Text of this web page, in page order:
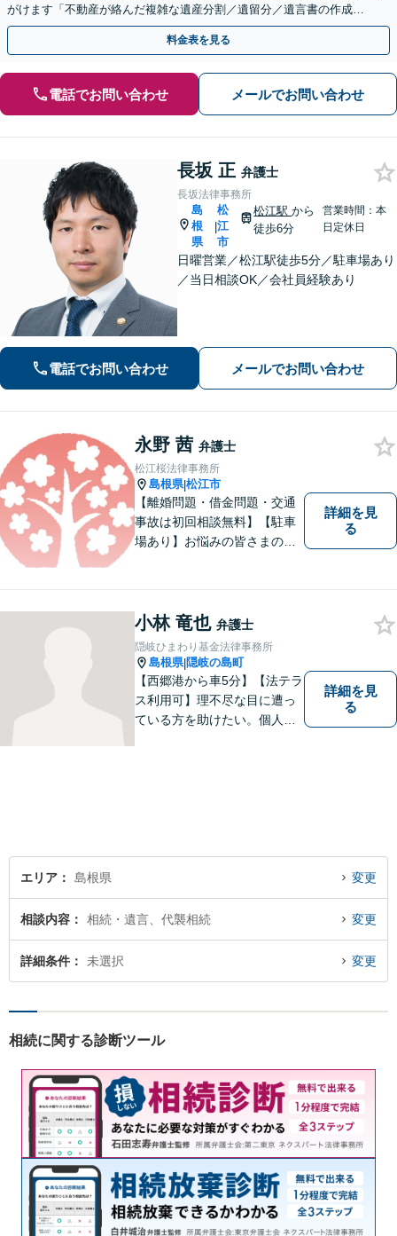
がけます「不動産が絡んだ複雑な遺産分割／遺留分／遺言書の作成・
執行／事業承継など、お任せください」【休日相談あり】
料金表を見る
電話でお問い合わせ メールでお問い合わせ
長坂 正 弁護士
長坂法律事務所
島
根
県
|
松
江
市
松江駅から
徒歩6分
営業時間：本
日定休日
日曜営業／松江駅徒歩5分／駐車場あり
／当日相談OK／会社員経験あり
電話でお問い合わせ メールでお問い合わせ
永野 茜 弁護士
松江桜法律事務所
島根県|松江市
【離婚問題・借金問題・交通
事故は初回相談無料】【駐車
場あり】お悩みの皆さまの気
説明で適切かつ迅速な解決を
目指します。
詳細を見
る
小林 竜也 弁護士
隠岐ひまわり基金法律事務所
島根県|隠岐の島町
【西郷港から車5分】【法テラ
ス利用可】理不尽な目に遭っ
ている方を助けたい。個人・
詳細を見
る
エリア 島根県 変更
相談内容 相続・遺言、代襲相続 変更
詳細条件 未選択 変更
相続に関する診断ツール